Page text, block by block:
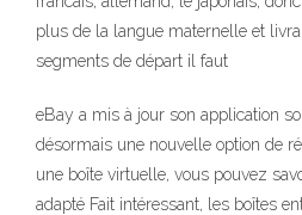
plus de la langue maternelle et
segments de départ il faut
eBay a mis à jour son application
désormais une nouvelle option de
une boîte virtuelle, vous pouvez
adapté Fait intéressant, les boîtes